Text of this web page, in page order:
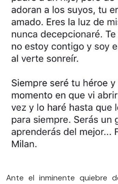
Ante el inminente quiebre